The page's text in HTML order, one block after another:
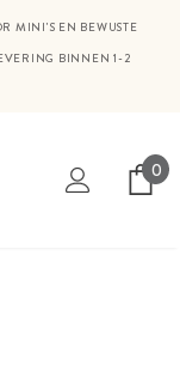
MINI'S EN BEWUSTE
BINNEN 1-2
0